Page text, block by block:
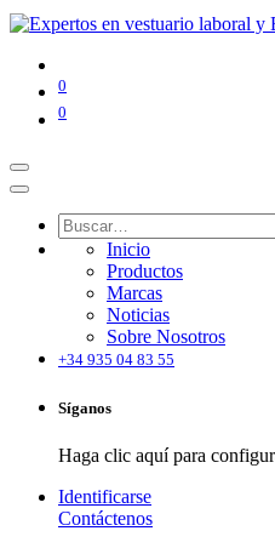
0
0
Inicio
Productos
Marcas
Noticias
Sobre Nosotros
+34 935 04 83 55
Síganos
Haga clic aquí para
Identificarse
Contáctenos